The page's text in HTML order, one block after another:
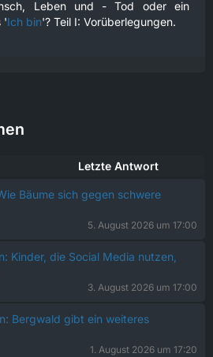
Leben und - Tod oder ein
'Ich bin'? Teil I: Vorüberlegungen.
Letzte Antwort
Bäume sich gegen schwere
5. August 2026 um 17:00
Kinder, die Social Media nutzen,
3. August 2026 um 17:00
Bergwald gibt ein weiteres
1. August 2026 um 17:20